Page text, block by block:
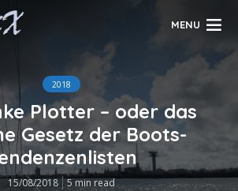
MENU
2018
Plotter – oder das
Gesetz der Boots-
15/08/2018 5 min read